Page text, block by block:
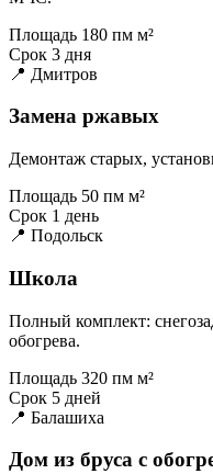
Площадь 180 пм м²
Срок 3 дня
📍 Дмитров
Замена ржавых
Демонтаж старых,
Площадь 50 пм м²
Срок 1 день
📍 Подольск
Школа
Полный комплект:
обогрева.
Площадь 320 пм м²
Срок 5 дней
📍 Балашиха
Дом из бруса с